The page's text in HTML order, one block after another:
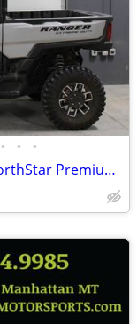
• • •
2024 Polaris Ranger Crew XD 1500 NorthStar Premium *$571/Month OAC*